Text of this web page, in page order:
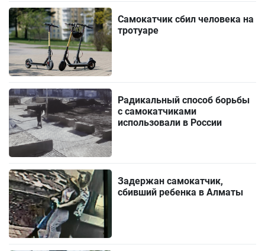
Самокатчик сбил человека на
тротуаре
Радикальный способ борьбы
с самокатчиками
использовали в России
Задержан самокатчик,
сбивший ребенка в Алматы